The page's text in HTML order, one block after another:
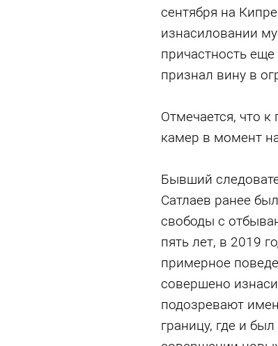
сентября на
изнасиловании
причастность
признал вину в
Отмечается, что
камер в момент
Бывший
Сатлаев ранее
свободы с
пять лет, в 2019
примерное
совершено
подозревают
границу, где и